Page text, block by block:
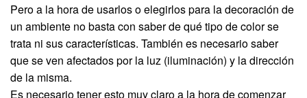
Pero a la hora de usarlos o elegirlos para la decoración de
un ambiente no basta con saber de qué tipo de color se
trata ni sus características. También es necesario saber
que se ven afectados por la luz (iluminación) y la dirección
de la misma.
Es necesario tener esto muy claro a la hora de comenzar